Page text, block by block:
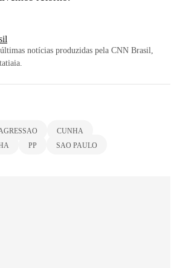
notícias produzidas pela CNN Brasil,
CUNHA
PP SAO PAULO